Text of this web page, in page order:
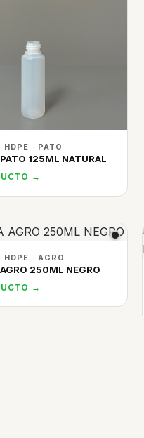
HDPE · PATO
125ML NATURAL
→
HDPE · AGRO
250ML NEGRO
→